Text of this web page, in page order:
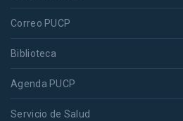
Correo PUCP
Biblioteca
Agenda PUCP
Servicio de Salud